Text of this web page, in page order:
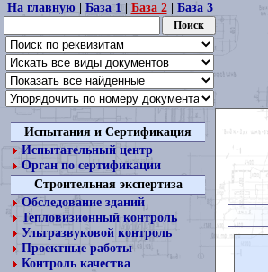
На главную| База 1| База 2| База 3
Испытания и Сертификация
Испытательный центр
Орган по сертификации
Строительная экспертиза
Обследование зданий
Тепловизионный контроль
Ультразвуковой контроль
Проектные работы
Контроль качества